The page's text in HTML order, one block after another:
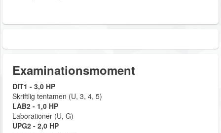
Examinationsmoment
DIT1 - 3,0 HP
Skriftlig tentamen (U, 3, 4, 5)
LAB2 - 1,0 HP
Laborationer (U, G)
UPG2 - 2,0 HP